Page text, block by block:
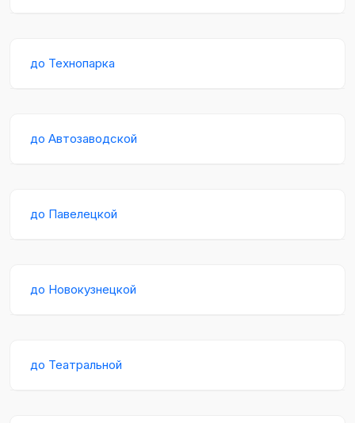
до Технопарка
до Автозаводской
до Павелецкой
до Новокузнецкой
до Театральной